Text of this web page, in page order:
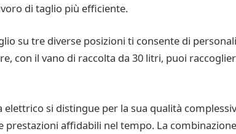
di taglio più efficiente.
su tre diverse posizioni ti consente di
con il vano di raccolta da 30 litri, puoi
elettrico si distingue per la sua qualità
prestazioni affidabili nel tempo. La